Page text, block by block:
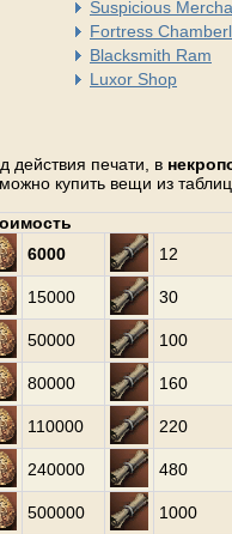
Suspicious
Fortress
Blacksmith Ram
Luxor Shop
действия печати, в
купить вещи из
6000
12
15000
30
50000
100
80000
160
110000
220
240000
480
500000 1000